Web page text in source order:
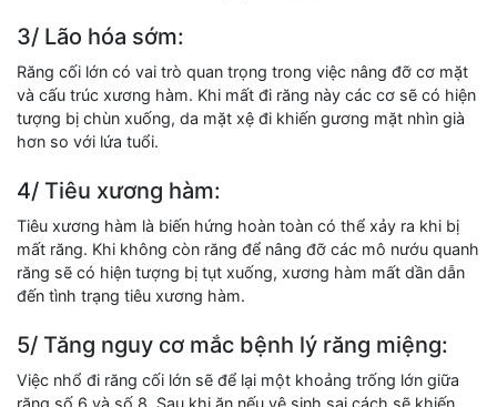
3/ Lão hóa sớm:
Răng cối lớn có vai trò quan trọng trong việc nâng đỡ cơ mặt
và cấu trúc xương hàm. Khi mất đi răng này các cơ sẽ có hiện
tượng bị chùn xuống, da mặt xệ đi khiến gương mặt nhìn già
hơn so với lứa tuổi.
4/ Tiêu xương hàm:
Tiêu xương hàm là biến hứng hoàn toàn có thể xảy ra khi bị
mất răng. Khi không còn răng để nâng đỡ các mô nướu quanh
răng sẽ có hiện tượng bị tụt xuống, xương hàm mất dần dẫn
đến tình trạng tiêu xương hàm.
5/ Tăng nguy cơ mắc bệnh lý răng miệng:
Việc nhổ đi răng cối lớn sẽ để lại một khoảng trống lớn giữa